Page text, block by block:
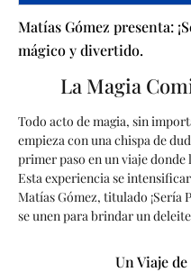
Matías Gómez presenta:
mágico y divertido.
La Magia
Todo acto de magia, sin
empieza con una chispa de
primer paso en un viaje
Esta experiencia se
Matías Gómez, titulado ¡Sería
se unen para brindar un
Un Viaje